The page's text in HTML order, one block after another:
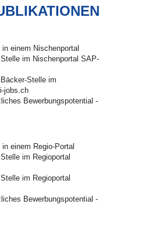
einem Nischenportal
im Nischenportal SAP-
Stelle im
jobs.ch
Bewerbungspotential -
einem Regio-Portal
im Regioportal
im Regioportal
Bewerbungspotential -